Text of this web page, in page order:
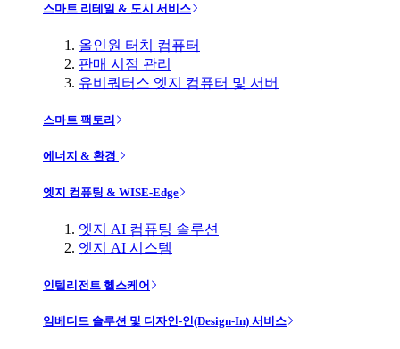
스마트 리테일 & 도시 서비스
올인원 터치 컴퓨터
판매 시점 관리
유비쿼터스 엣지 컴퓨터 및 서버
스마트 팩토리
에너지 & 환경
엣지 컴퓨팅 & WISE-Edge
엣지 AI 컴퓨팅 솔루션
엣지 AI 시스템
인텔리전트 헬스케어
임베디드 솔루션 및 디자인-인(Design-In) 서비스